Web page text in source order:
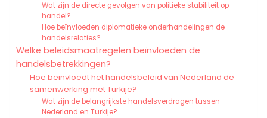
Wat zijn de directe gevolgen van politieke stabiliteit op
handel?
Hoe beïnvloeden diplomatieke onderhandelingen de
handelsrelaties?
Welke beleidsmaatregelen beïnvloeden de
handelsbetrekkingen?
Hoe beïnvloedt het handelsbeleid van Nederland de
samenwerking met Turkije?
Wat zijn de belangrijkste handelsverdragen tussen
Nederland en Turkije?